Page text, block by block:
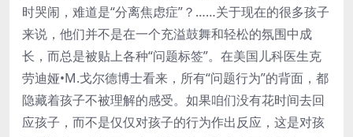
时哭闹，难道是“分离焦虑症”？……关于现在的很多孩子
来说，他们并不是在一个充溢鼓舞和轻松的氛围中成
长，而总是被贴上各种“问题标签”。在美国儿科医生克
劳迪娅•M.戈尔德博士看来，所有“问题行为”的背面，都
隐藏着孩子不被理解的感受。如果咱们没有花时间去回
应孩子，而不是仅仅对孩子的行为作出反应，这是对孩